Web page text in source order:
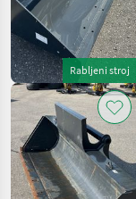
Rabljeni stroj